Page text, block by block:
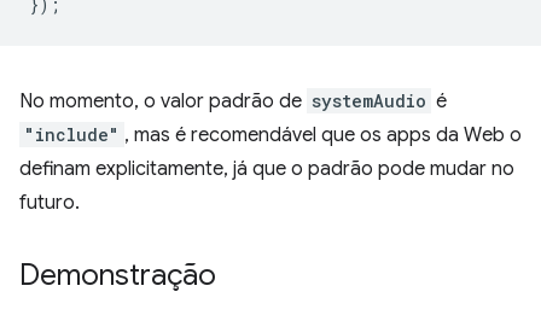
No momento, o valor padrão de systemAudio é
"include" , mas é recomendável que os apps da Web o
definam explicitamente, já que o padrão pode mudar no
futuro.
Demonstração